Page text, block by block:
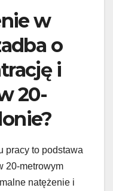
w
o
i
20-
pracy to podstawa
20-metrowym
natężenie i